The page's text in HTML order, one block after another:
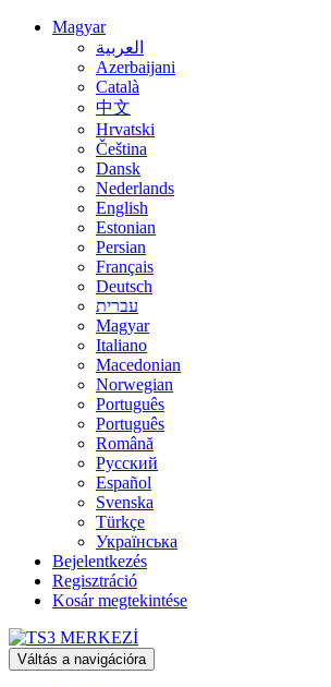
Magyar
العربية
Azerbaijani
Català
中文
Hrvatski
Čeština
Dansk
Nederlands
English
Estonian
Persian
Français
Deutsch
עברית
Magyar
Italiano
Macedonian
Norwegian
Português
Português
Română
Русский
Español
Svenska
Türkçe
Українська
Bejelentkezés
Regisztráció
Kosár megtekintése
Váltás a navigációra